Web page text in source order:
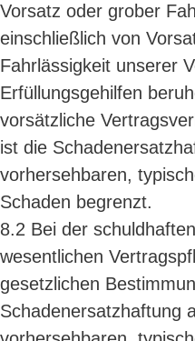
Vorsatz oder grober
einschließlich von
Fahrlässigkeit unserer
Erfüllungsgehilfen
vorsätzliche
ist die
vorhersehbaren,
Schaden begrenzt.
8.2 Bei der
wesentlichen
gesetzlichen
Schadenersatzhaftung